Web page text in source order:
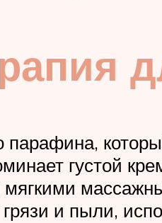
парафина,
густой
мягкими
и пыли,